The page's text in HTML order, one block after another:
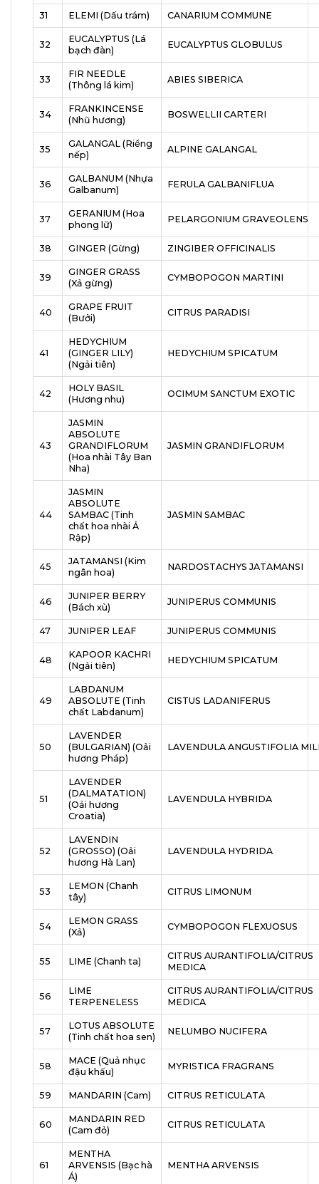
31 ELEMI (Dấu trám) CANARIUM COMMUNE
32
EUCALYPTUS (Lá
bạch đàn)
EUCALYPTUS GLOBULUS
33
FIR NEEDLE
(Thông lá kim)
ABIES SIBERICA
34
FRANKINCENSE
(Nhũ hương)
BOSWELLII CARTERI
35
GALANGAL (Riềng
nếp)
ALPINE GALANGAL
36
GALBANUM (Nhựa
Galbanum)
FERULA GALBANIFLUA
37
GERANIUM (Hoa
phong lữ)
PELARGONIUM GRAVEOLENS
38 GINGER (Gừng) ZINGIBER OFFICINALIS
39
GINGER GRASS
(Xả gừng)
CYMBOPOGON MARTINI
40
GRAPE FRUIT
(Bưởi)
CITRUS PARADISI
41
HEDYCHIUM
(GINGER LILY)
(Ngải tiên)
HEDYCHIUM SPICATUM
42
HOLY BASIL
(Hương nhu)
OCIMUM SANCTUM EXOTIC
43
JASMIN
ABSOLUTE
GRANDIFLORUM
(Hoa nhài Tây Ban
Nha)
JASMIN GRANDIFLORUM
44
JASMIN
ABSOLUTE
SAMBAC (Tinh
chất hoa nhài Ả
Rập)
JASMIN SAMBAC
45
JATAMANSI (Kim
ngân hoa)
NARDOSTACHYS JATAMANSI
46
JUNIPER BERRY
(Bách xù)
JUNIPERUS COMMUNIS
47 JUNIPER LEAF JUNIPERUS COMMUNIS
48
KAPOOR KACHRI
(Ngải tiên)
HEDYCHIUM SPICATUM
49
LABDANUM
ABSOLUTE (Tinh
chất Labdanum)
CISTUS LADANIFERUS
50
LAVENDER
(BULGARIAN) (Oải
hương Pháp)
LAVENDULA ANGUSTIFOLIA
51
LAVENDER
(DALMATATION)
(Oải hương
Croatia)
LAVENDULA HYBRIDA
52
LAVENDIN
(GROSSO) (Oải
hương Hà Lan)
LAVENDULA HYDRIDA
53
LEMON (Chanh
tây)
CITRUS LIMONUM
54
LEMON GRASS
(Xả)
CYMBOPOGON FLEXUOSUS
55 LIME (Chanh ta)
CITRUS AURANTIFOLIA/CITRUS
MEDICA
56
LIME
TERPENELESS
CITRUS AURANTIFOLIA/CITRUS
MEDICA
57
LOTUS ABSOLUTE
(Tinh chất hoa sen)
NELUMBO NUCIFERA
58
MACE (Quả nhục
đậu khấu)
MYRISTICA FRAGRANS
59 MANDARIN (Cam) CITRUS RETICULATA
60
MANDARIN RED
(Cam đỏ)
CITRUS RETICULATA
61
MENTHA
ARVENSIS (Bạc hà
Á)
MENTHA ARVENSIS